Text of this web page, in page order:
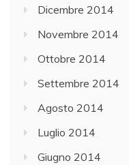
Dicembre 2014
Novembre 2014
Ottobre 2014
Settembre 2014
Agosto 2014
Luglio 2014
Giugno 2014